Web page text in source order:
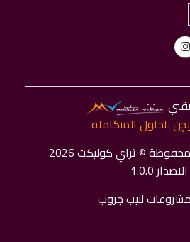
للحلول المتكاملة
© تراي كوليكت 2026
الاصدار 1.0.0
لبيب جروب